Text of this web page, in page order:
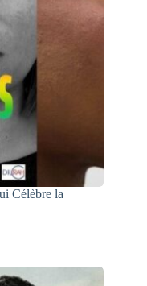
Célèbre la